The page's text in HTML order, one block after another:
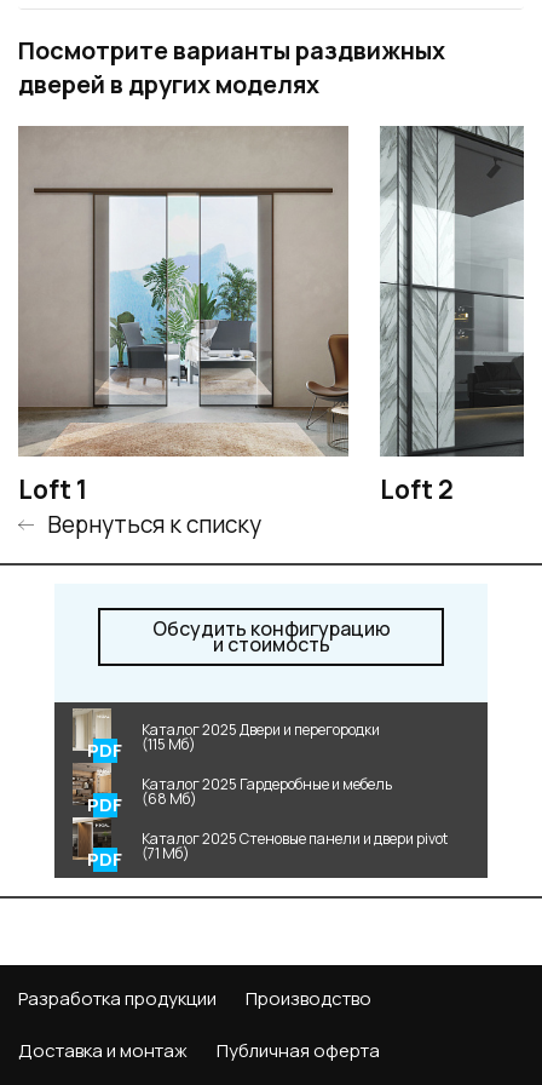
Посмотрите варианты раздвижных
дверей в других моделях
Loft 1 Loft 2
Вернуться к списку
Обсудить конфигурацию
и стоимость
Каталог 2025 Двери и перегородки
(115 Мб)
Каталог 2025 Гардеробные и мебель
(68 Мб)
Каталог 2025 Стеновые панели и двери pivot
(71 Мб)
Разработка продукции Производство
Доставка и монтаж Публичная оферта